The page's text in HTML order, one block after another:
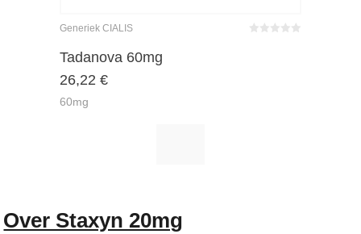
Generiek CIALIS
Tadanova 60mg
26,22 €
60mg
Over Staxyn 20mg